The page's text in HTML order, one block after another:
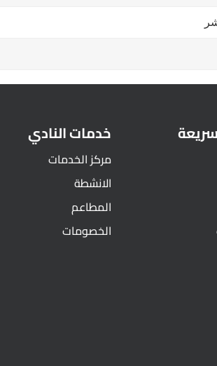
خدمات النادي
مركز الخدمات
الانشطة
المطاعم
الخصومات